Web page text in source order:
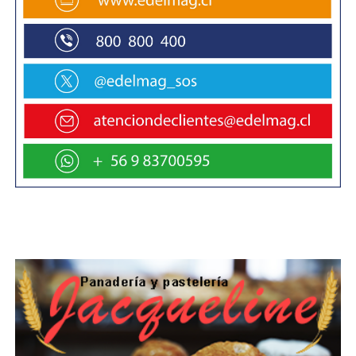
por la actividad industrial que se desarrolla en esa zona
el transito medio diario ha crecido en forma exponencial
y por consecuencia era importante y necesario de alguna
manera abordarlo con el apoyo y el concurso
obviamente del Ministerio de la vivienda”.
Más adelante la primera autoridad de la comuna agregó
que por otro lado “se ha constituido un grupo de trabajo
que apunta en la dirección de constituir o conformar un
comité de pavimentos participativo y esto con miras a
oficiado a la municipalidad su propósito de contar con
nuestro apoyo, el Concejo municipal así lo ha entendido
también y eso sería en una extensión de
aproximadamente 280 metros lineales, si sumamos
todos estos pavimentos y de alguna manera hacemos el